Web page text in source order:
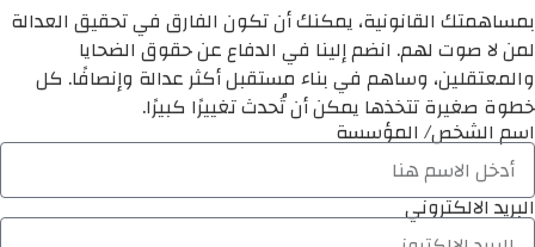
بمساهمتك القانونية، يمكنك أن تكون الفارق في تحقيق العدالة
لمن لا صوت لهم. انضم إلينا في الدفاع عن حقوق الضحايا
والمعتقلين، وساهم في بناء مستقبل أكثر عدالة وإنصافًا. كل
خطوة صغيرة تتخذها يمكن أن تُحدث تغييرًا كبيرًا.
اسم الشخص/ المؤسسة
البريد الالكتروني